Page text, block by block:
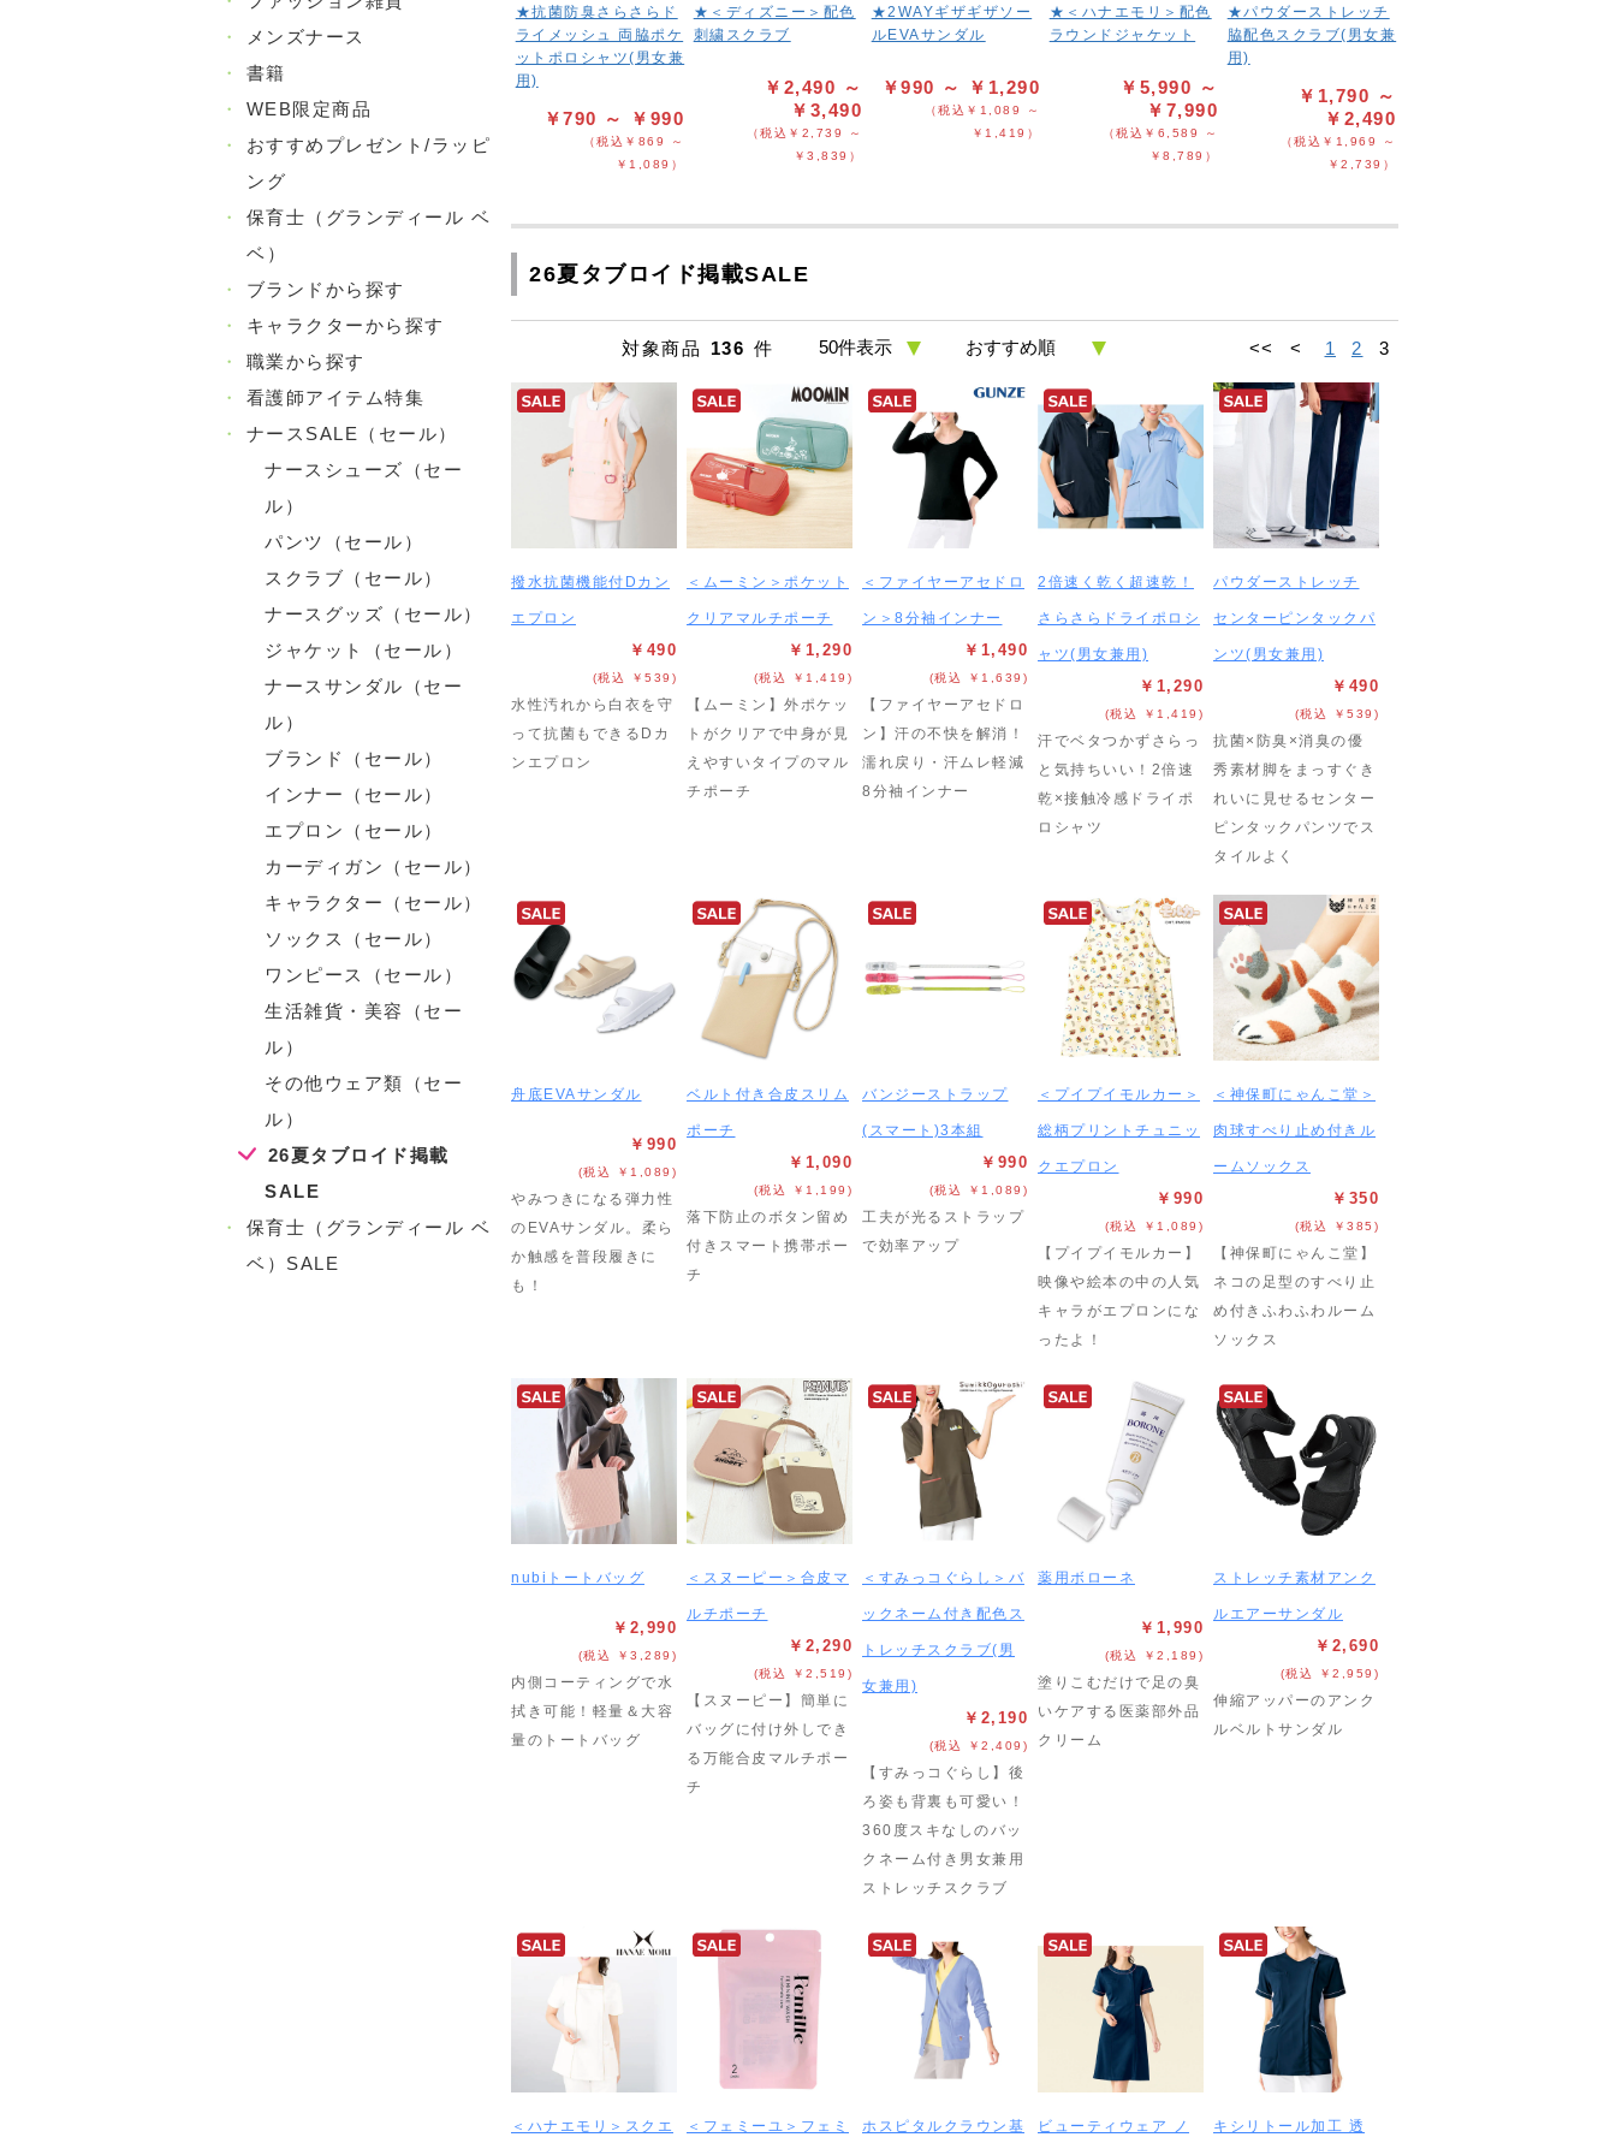
・
メンズナース
・
書籍
・
WEB限定商品
・
おすすめプレゼント/ラッピ
ング
・
保育士（グランディール ベ
ベ）
・
ブランドから探す
・
キャラクターから探す
・
職業から探す
・
看護師アイテム特集
・
ナースSALE（セール）
ナースシューズ（セー
ル）
パンツ（セール）
スクラブ（セール）
ナースグッズ（セール）
ジャケット（セール）
ナースサンダル（セー
ル）
ブランド（セール）
インナー（セール）
エプロン（セール）
カーディガン（セール）
キャラクター（セール）
ソックス（セール）
ワンピース（セール）
生活雑貨・美容（セー
ル）
その他ウェア類（セー
ル）
26夏タブロイド掲載
SALE
・
保育士（グランディール ベ
ベ）SALE
★抗菌防臭さらさらド
ライメッシュ 両脇ポケ
ットポロシャツ(男女兼
用)
￥790 ～ ￥990
（税込￥869 ～
￥1,089）
★＜ディズニー＞配色
刺繍スクラブ
￥2,490 ～
￥3,490
（税込￥2,739 ～
￥3,839）
★2WAYギザギザソー
ルEVAサンダル
￥990 ～ ￥1,290
（税込￥1,089 ～
￥1,419）
★＜ハナエモリ＞配色
ラウンドジャケット
￥5,990 ～
￥7,990
（税込￥6,589 ～
￥8,789）
★パウダーストレッチ
脇配色スクラブ(男女兼
用)
￥1,790 ～
￥2,490
（税込￥1,969 ～
￥2,739）
26夏タブロイド掲載SALE
対象商品 136 件 << < 1 2 3
撥水抗菌機能付Dカン
エプロン
￥490
(税込 ￥539)
水性汚れから白衣を守
って抗菌もできるDカ
ンエプロン
＜ムーミン＞ポケット
クリアマルチポーチ
￥1,290
(税込 ￥1,419)
【ムーミン】外ポケッ
トがクリアで中身が見
えやすいタイプのマル
チポーチ
＜ファイヤーアセドロ
ン＞8分袖インナー
￥1,490
(税込 ￥1,639)
【ファイヤーアセドロ
ン】汗の不快を解消！
濡れ戻り・汗ムレ軽減
8分袖インナー
2倍速く乾く超速乾！
さらさらドライポロシ
ャツ(男女兼用)
￥1,290
(税込 ￥1,419)
汗でベタつかずさらっ
と気持ちいい！2倍速
乾×接触冷感ドライポ
ロシャツ
パウダーストレッチ
センターピンタックパ
ンツ(男女兼用)
￥490
(税込 ￥539)
抗菌×防臭×消臭の優
秀素材脚をまっすぐき
れいに見せるセンター
ピンタックパンツでス
タイルよく
舟底EVAサンダル
￥990
(税込 ￥1,089)
やみつきになる弾力性
のEVAサンダル。柔ら
か触感を普段履きに
も！
ベルト付き合皮スリム
ポーチ
￥1,090
(税込 ￥1,199)
落下防止のボタン留め
付きスマート携帯ポー
チ
バンジーストラップ
(スマート)3本組
￥990
(税込 ￥1,089)
工夫が光るストラップ
で効率アップ
＜プイプイモルカー＞
総柄プリントチュニッ
クエプロン
￥990
(税込 ￥1,089)
【プイプイモルカー】
映像や絵本の中の人気
キャラがエプロンにな
ったよ！
＜神保町にゃんこ堂＞
肉球すべり止め付きル
ームソックス
￥350
(税込 ￥385)
【神保町にゃんこ堂】
ネコの足型のすべり止
め付きふわふわルーム
ソックス
nubiトートバッグ
￥2,990
(税込 ￥3,289)
内側コーティングで水
拭き可能！軽量＆大容
量のトートバッグ
＜スヌーピー＞合皮マ
ルチポーチ
￥2,290
(税込 ￥2,519)
【スヌーピー】簡単に
バッグに付け外しでき
る万能合皮マルチポー
チ
＜すみっコぐらし＞バ
ックネーム付き配色ス
トレッチスクラブ(男
女兼用)
￥2,190
(税込 ￥2,409)
【すみっコぐらし】後
ろ姿も背裏も可愛い！
360度スキなしのバッ
クネーム付き男女兼用
ストレッチスクラブ
薬用ボローネ
￥1,990
(税込 ￥2,189)
塗りこむだけで足の臭
いケアする医薬部外品
クリーム
ストレッチ素材アンク
ルエアーサンダル
￥2,690
(税込 ￥2,959)
伸縮アッパーのアンク
ルベルトサンダル
＜ハナエモリ＞スクエ ＜フェミーユ＞フェミ ホスピタルクラウン基 ビューティウェア ノ キシリトール加工 透